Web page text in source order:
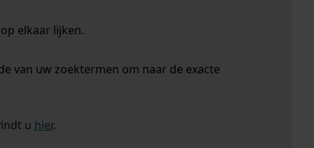
elkaar lijken.
van uw zoektermen om naar de exacte
u hier.